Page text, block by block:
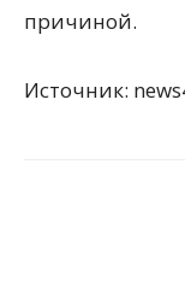
причиной.
Источник: